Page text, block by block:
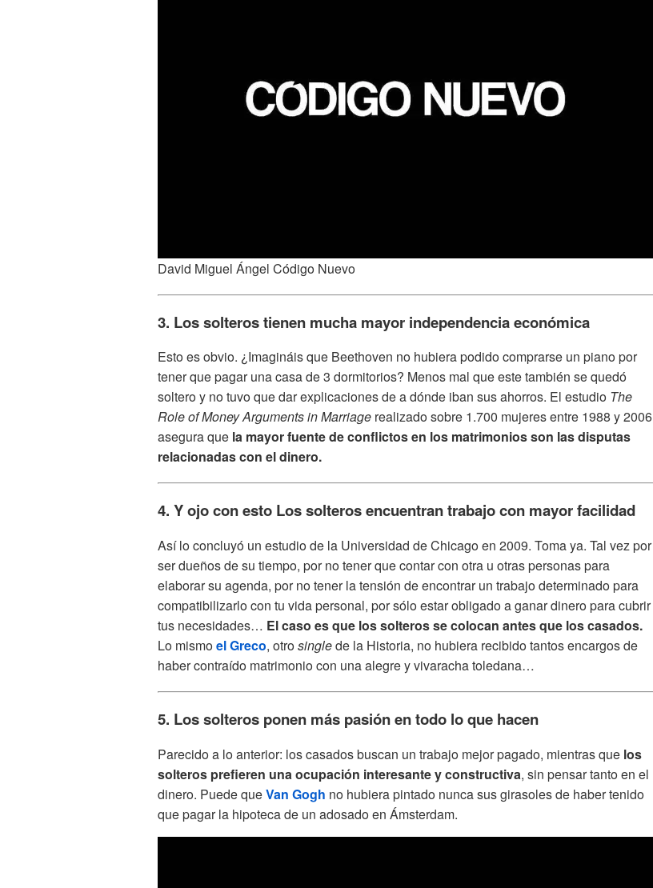
David Miguel Ángel Código Nuevo
3. Los solteros tienen mucha mayor independencia económica
Esto es obvio. ¿Imagináis que Beethoven no hubiera podido comprarse un piano por
tener que pagar una casa de 3 dormitorios? Menos mal que este también se quedó
soltero y no tuvo que dar explicaciones de a dónde iban sus ahorros. El estudio The
Role of Money Arguments in Marriage realizado sobre 1.700 mujeres entre 1988 y 2006
asegura que la mayor fuente de conflictos en los matrimonios son las disputas
relacionadas con el dinero.
4. Y ojo con esto Los solteros encuentran trabajo con mayor facilidad
Así lo concluyó un estudio de la Universidad de Chicago en 2009. Toma ya. Tal vez por
ser dueños de su tiempo, por no tener que contar con otra u otras personas para
elaborar su agenda, por no tener la tensión de encontrar un trabajo determinado para
compatibilizarlo con tu vida personal, por sólo estar obligado a ganar dinero para cubrir
tus necesidades… El caso es que los solteros se colocan antes que los casados.
Lo mismoel Greco, otrosinglede la Historia, no hubiera recibido tantos encargos de
haber contraído matrimonio con una alegre y vivaracha toledana…
5. Los solteros ponen más pasión en todo lo que hacen
Parecido a lo anterior: los casados buscan un trabajo mejor pagado, mientras que los
solteros prefieren una ocupación interesante y constructiva, sin pensar tanto en el
dinero. Puede queVan Gogh no hubiera pintado nunca sus girasoles de haber tenido
que pagar la hipoteca de un adosado en Ámsterdam.